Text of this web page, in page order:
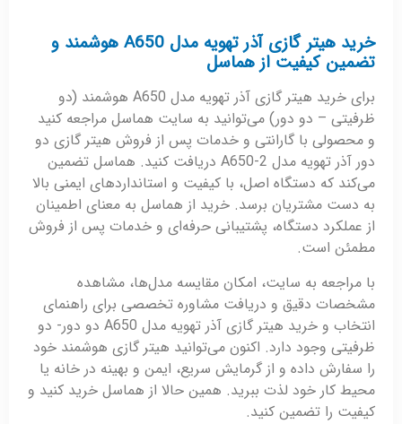
خرید هیتر گازی آذر تهویه مدل A650 هوشمند و
تضمین کیفیت از هماسل
برای خرید هیتر گازی آذر تهویه مدل A650 هوشمند (دو
ظرفیتی – دو دور) می‌توانید به سایت هماسل مراجعه کنید
و محصولی با گارانتی و خدمات پس از فروش هیتر گازی دو
دور آذر تهویه مدل A650-2 دریافت کنید. هماسل تضمین
می‌کند که دستگاه اصل، با کیفیت و استانداردهای ایمنی بالا
به دست مشتریان برسد. خرید از هماسل به معنای اطمینان
از عملکرد دستگاه، پشتیبانی حرفه‌ای و خدمات پس از فروش
مطمئن است.
با مراجعه به سایت، امکان مقایسه مدل‌ها، مشاهده
مشخصات دقیق و دریافت مشاوره تخصصی برای راهنمای
انتخاب و خرید هیتر گازی آذر تهویه مدل A650 دو دور- دو
ظرفیتی وجود دارد. اکنون می‌توانید هیتر گازی هوشمند خود
را سفارش داده و از گرمایش سریع، ایمن و بهینه در خانه یا
محیط کار خود لذت ببرید. همین حالا از هماسل خرید کنید و
کیفیت را تضمین کنید.